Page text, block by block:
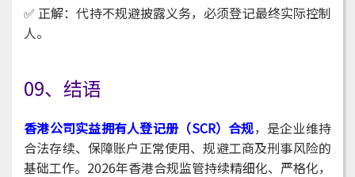
✅ 正解：代持不规避披露义务，必须登记最终实际控制
人。
09、结语
香港公司实益拥有人登记册（SCR）合规，是企业维持
合法存续、保障账户正常使用、规避工商及刑事风险的
基础工作。2026年香港合规监管持续精细化、严格化，